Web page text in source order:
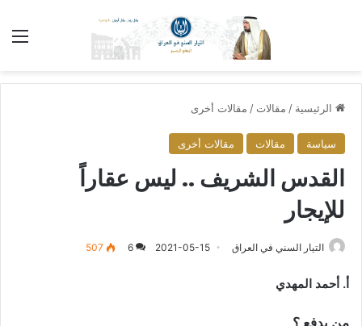
الرئيسية / مقالات / مقالات أخرى
سياسة مقالات مقالات أخرى
القدس الشريف .. ليس عقاراً
للإيجار
التيار السني في العراق 2021-05-15
6
507
أ. أحمد المهدي